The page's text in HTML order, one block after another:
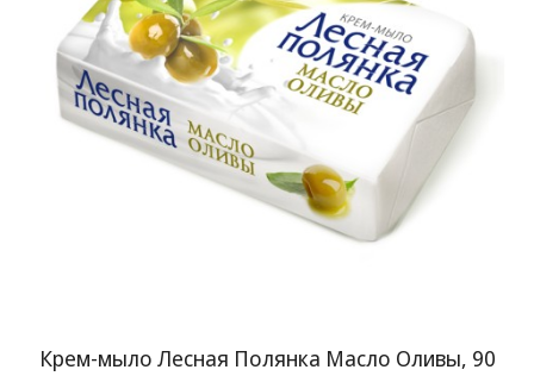
Крем-мыло Лесная Полянка Масло Оливы, 90